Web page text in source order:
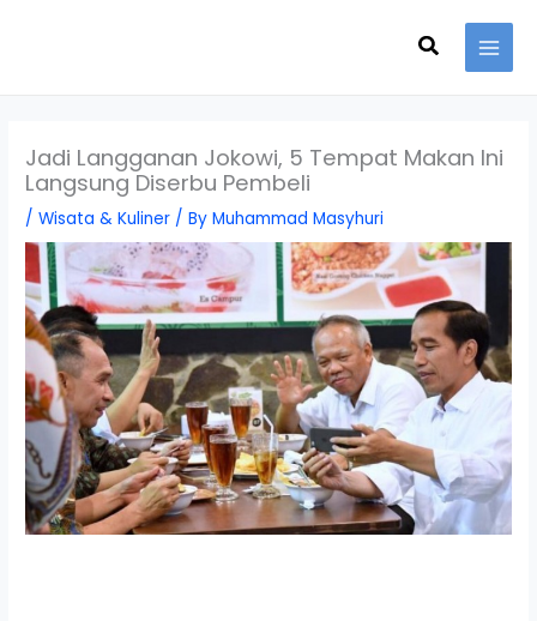
Search
Jadi Langganan Jokowi, 5 Tempat Makan Ini
Langsung Diserbu Pembeli
/Wisata & Kuliner / ByMuhammad Masyhuri